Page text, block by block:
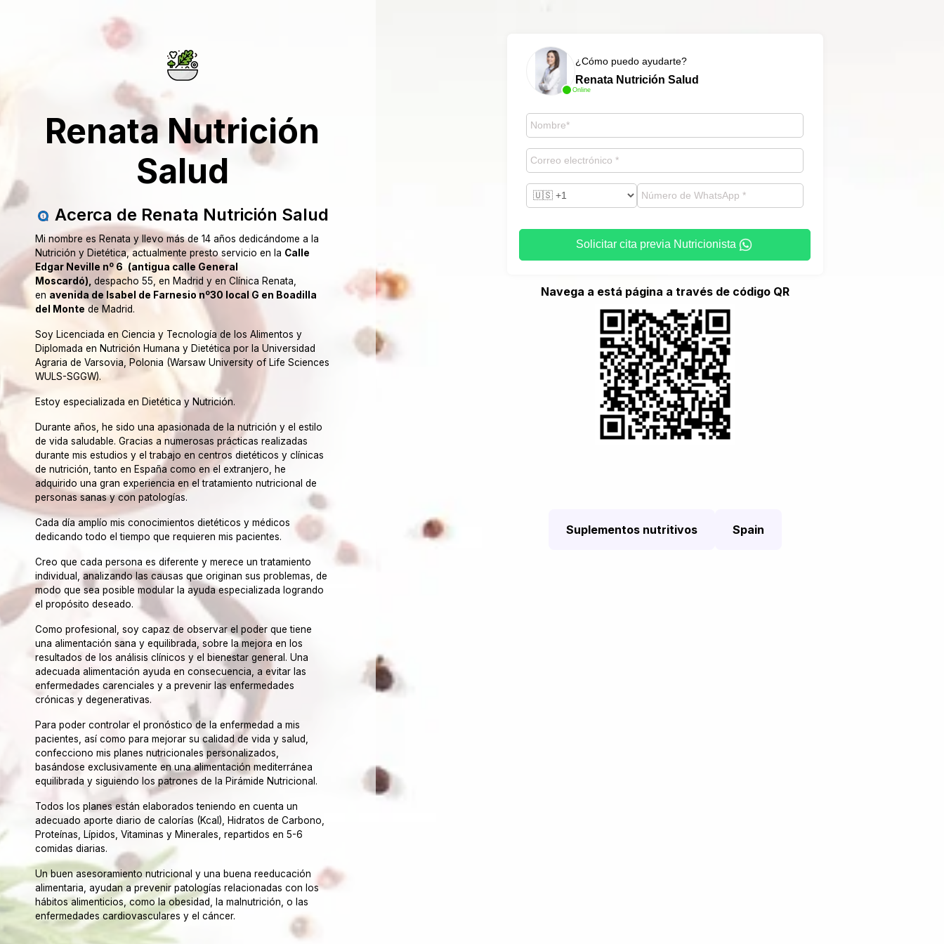
Renata Nutrición
Salud
Acerca de Renata Nutrición Salud
Mi nombre es Renata y llevo más de 14 años dedicándome a la
Nutrición y Dietética, actualmente presto servicio en la Calle
Edgar Neville nº 6 (antigua calle General
Moscardó), despacho 55, en Madrid y en Clínica Renata,
en avenida de Isabel de Farnesio nº30 local G en Boadilla
del Monte de Madrid.
Soy Licenciada en Ciencia y Tecnología de los Alimentos y
Diplomada en Nutrición Humana y Dietética por la Universidad
Agraria de Varsovia, Polonia (Warsaw University of Life Sciences
WULS-SGGW).
Estoy especializada en Dietética y Nutrición.
Durante años, he sido una apasionada de la nutrición y el estilo
de vida saludable. Gracias a numerosas prácticas realizadas
durante mis estudios y el trabajo en centros dietéticos y clínicas
de nutrición, tanto en España como en el extranjero, he
adquirido una gran experiencia en el tratamiento nutricional de
personas sanas y con patologías.
Cada día amplío mis conocimientos dietéticos y médicos
dedicando todo el tiempo que requieren mis pacientes.
Creo que cada persona es diferente y merece un tratamiento
individual, analizando las causas que originan sus problemas, de
modo que sea posible modular la ayuda especializada logrando
el propósito deseado.
Como profesional, soy capaz de observar el poder que tiene
una alimentación sana y equilibrada, sobre la mejora en los
resultados de los análisis clínicos y el bienestar general. Una
adecuada alimentación ayuda en consecuencia, a evitar las
enfermedades carenciales y a prevenir las enfermedades
crónicas y degenerativas.
Para poder controlar el pronóstico de la enfermedad a mis
pacientes, así como para mejorar su calidad de vida y salud,
confecciono mis planes nutricionales personalizados,
basándose exclusivamente en una alimentación mediterránea
equilibrada y siguiendo los patrones de la Pirámide Nutricional.
Todos los planes están elaborados teniendo en cuenta un
adecuado aporte diario de calorías (Kcal), Hidratos de Carbono,
Proteínas, Lípidos, Vitaminas y Minerales, repartidos en 5-6
comidas diarias.
Un buen asesoramiento nutricional y una buena reeducación
alimentaria, ayudan a prevenir patologías relacionadas con los
hábitos alimenticios, como la obesidad, la malnutrición, o las
enfermedades cardiovasculares y el cáncer.
Online
¿Cómo puedo ayudarte?
Renata Nutrición Salud
Solicitar cita previa Nutricionista
Navega a está página a través de código QR
Suplementos nutritivos Spain